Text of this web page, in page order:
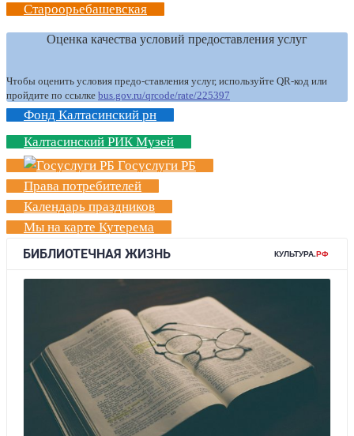
Староорьебашевская
Оценка качества условий предоставления услуг
Чтобы оценить условия предо-ставления услуг, используйте QR-код или
пройдите по ссылке bus.gov.ru/qrcode/rate/225397
Фонд Калтасинский рн
Калтасинский РИК Музей
Госуслуги РБ
Права потребителей
Календарь праздников
Мы на карте Кутерема